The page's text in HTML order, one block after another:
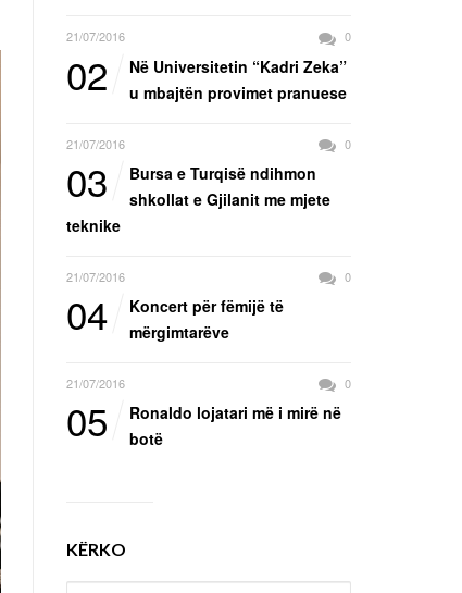
21/07/2016 0
02
Në Universitetin “Kadri Zeka”
u mbajtën provimet pranuese
21/07/2016 0
03
Bursa e Turqisë ndihmon
shkollat e Gjilanit me mjete
teknike
21/07/2016 0
04
Koncert për fëmijë të
mërgimtarëve
21/07/2016 0
05
Ronaldo lojatari më i mirë në
botë
KËRKO